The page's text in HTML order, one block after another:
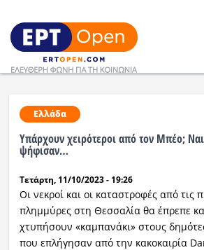
Ειδήσεις
Ελλάδα
Κοινωνία
Πολιτική
Οικονομία
Ελλάδα
Υπάρχουν χειρότεροι από τον Μπέο;
ψήφισαν…
Τετάρτη, 11/10/2023 - 19:26
Οι νεκροί και οι καταστροφές από τις
πλημμύρες στη Θεσσαλία θα έπρεπε
χτυπήσουν «καμπανάκι» στους
που επλήγησαν από την κακοκαιρία